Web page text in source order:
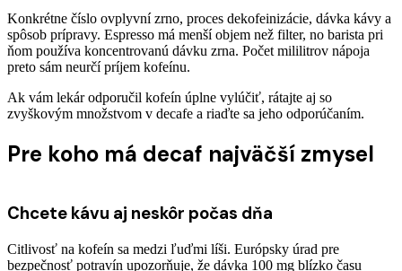
Konkrétne číslo ovplyvní zrno, proces dekofeinizácie, dávka kávy a
spôsob prípravy. Espresso má menší objem než filter, no barista pri
ňom používa koncentrovanú dávku zrna. Počet mililitrov nápoja
preto sám neurčí príjem kofeínu.
Ak vám lekár odporučil kofeín úplne vylúčiť, rátajte aj so
zvyškovým množstvom v decafe a riaďte sa jeho odporúčaním.
Pre koho má decaf najväčší zmysel
Chcete kávu aj neskôr počas dňa
Citlivosť na kofeín sa medzi ľuďmi líši. Európsky úrad pre
bezpečnosť potravín upozorňuje, že dávka 100 mg blízko času